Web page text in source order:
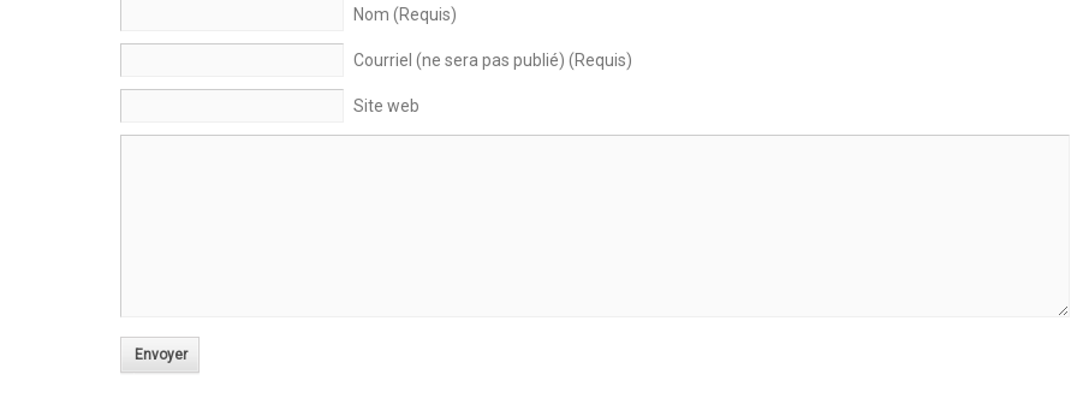
Nom (Requis)
Courriel (ne sera pas publié) (Requis)
Site web
Envoyer